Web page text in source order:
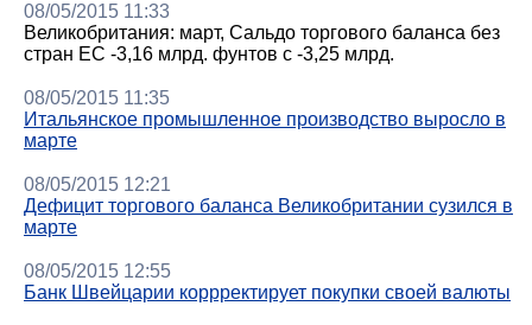
08/05/2015 11:33
Великобритания: март, Сальдо торгового баланса без
стран ЕС -3,16 млрд. фунтов с -3,25 млрд.
08/05/2015 11:35
Итальянское промышленное производство выросло в
марте
08/05/2015 12:21
Дефицит торгового баланса Великобритании сузился в
марте
08/05/2015 12:55
Банк Швейцарии коррректирует покупки своей валюты